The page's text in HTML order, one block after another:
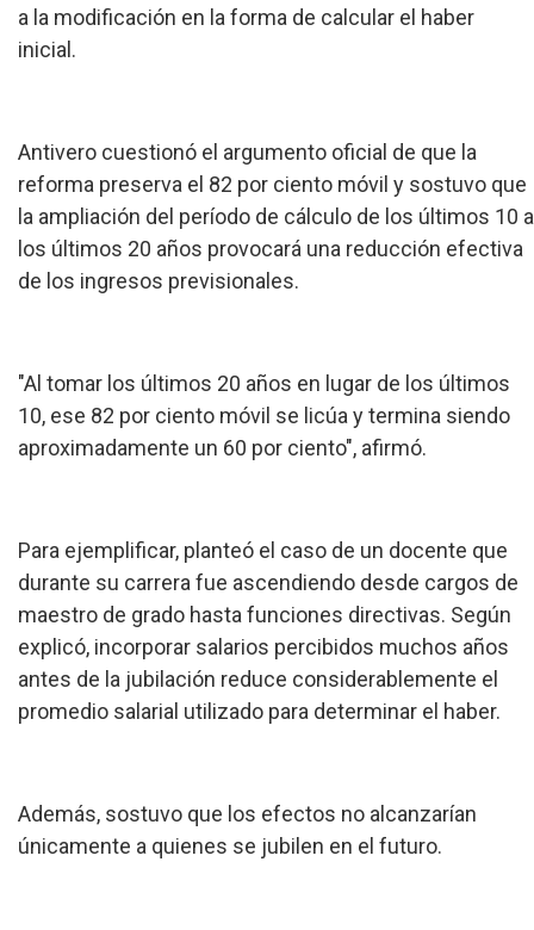
a la modificación en la forma de calcular el haber
inicial.
Antivero cuestionó el argumento oficial de que la
reforma preserva el 82 por ciento móvil y sostuvo que
la ampliación del período de cálculo de los últimos 10 a
los últimos 20 años provocará una reducción efectiva
de los ingresos previsionales.
"Al tomar los últimos 20 años en lugar de los últimos
10, ese 82 por ciento móvil se licúa y termina siendo
aproximadamente un 60 por ciento", afirmó.
Para ejemplificar, planteó el caso de un docente que
durante su carrera fue ascendiendo desde cargos de
maestro de grado hasta funciones directivas. Según
explicó, incorporar salarios percibidos muchos años
antes de la jubilación reduce considerablemente el
promedio salarial utilizado para determinar el haber.
Además, sostuvo que los efectos no alcanzarían
únicamente a quienes se jubilen en el futuro.